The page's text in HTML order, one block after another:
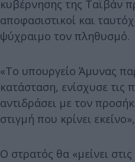
κυβέρνησης της Ταϊβάν
αποφασιστικοί και
ψύχραιμο τον πληθυσμό.
«Το υπουργείο Άμυνας
κατάσταση, ενίσχυσε τις
αντιδράσει με τον
στιγμή που κρίνει
Ο στρατός θα «μείνει